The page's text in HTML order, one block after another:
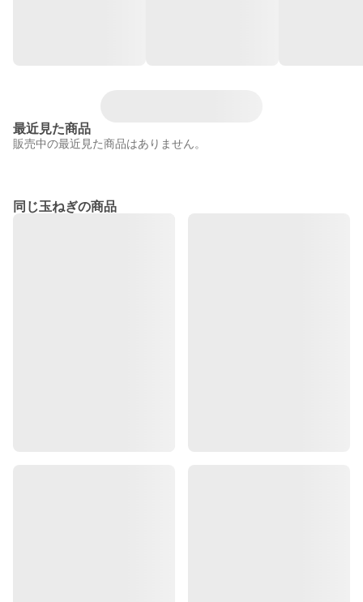
最近見た商品
販売中の最近見た商品はありません。
同じ玉ねぎの商品